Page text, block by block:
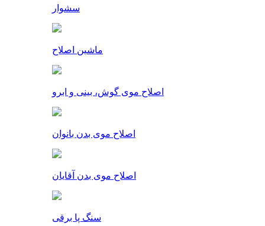
سشوار
ماشین اصلاح
اصلاح موی گوش، بینی و ابرو
اصلاح موی بدن بانوان
اصلاح موی بدن آقایان
سنگ پا برقی